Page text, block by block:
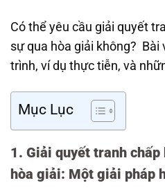
Có thể yêu cầu giải quyết
sự qua hòa giải không? Bài
trình, ví dụ thực tiễn, và
Mục Lục
1. Giải quyết tranh chấp
hòa giải: Một giải pháp